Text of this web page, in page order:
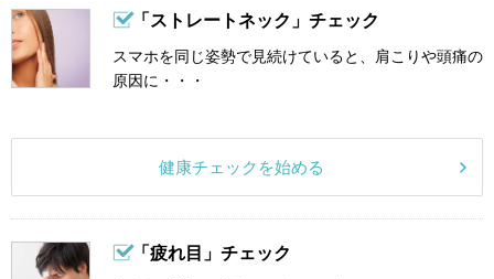
「ストレートネック」チェック
スマホを同じ姿勢で見続けていると、肩こりや頭痛の
原因に・・・
健康チェックを始める
「疲れ目」チェック